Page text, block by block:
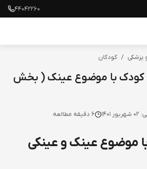
۴۴۰۴۲۲۶۰
پزشکی / کودکان
کتاب کودک با موضوع عینک ( بخش
02 شهریور 1401 6 دقیقه مطالعه
موضوع عینک و عینکی